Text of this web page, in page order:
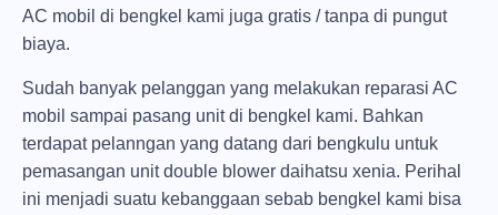
AC mobil di bengkel kami juga gratis / tanpa di pungut
biaya.
Sudah banyak pelanggan yang melakukan reparasi AC
mobil sampai pasang unit di bengkel kami. Bahkan
terdapat pelanngan yang datang dari bengkulu untuk
pemasangan unit double blower daihatsu xenia. Perihal
ini menjadi suatu kebanggaan sebab bengkel kami bisa